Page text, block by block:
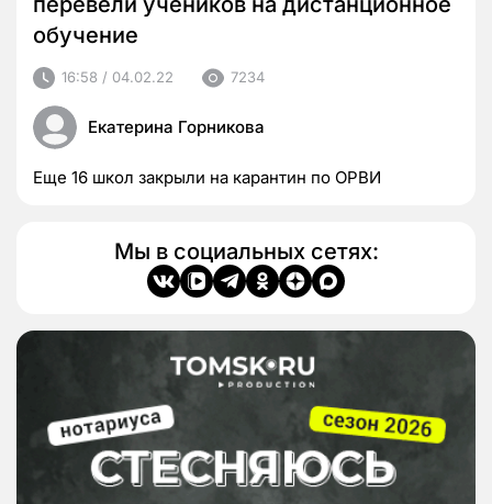
обучение
16:58 / 04.02.22 7234
Екатерина Горникова
Еще 16 школ закрыли на карантин по ОРВИ
Мы в социальных сетях: